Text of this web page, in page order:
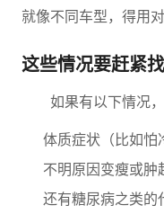
就像不同车型，得用对
这些情况要赶紧
如果有以下情况
体质症状（比如怕
不明原因变瘦或肿
还有糖尿病之类的